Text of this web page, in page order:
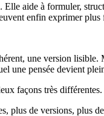
Elle aide à formuler,
enfin exprimer
une version
une pensée devient
façons très différentes.
plus de versions, plus